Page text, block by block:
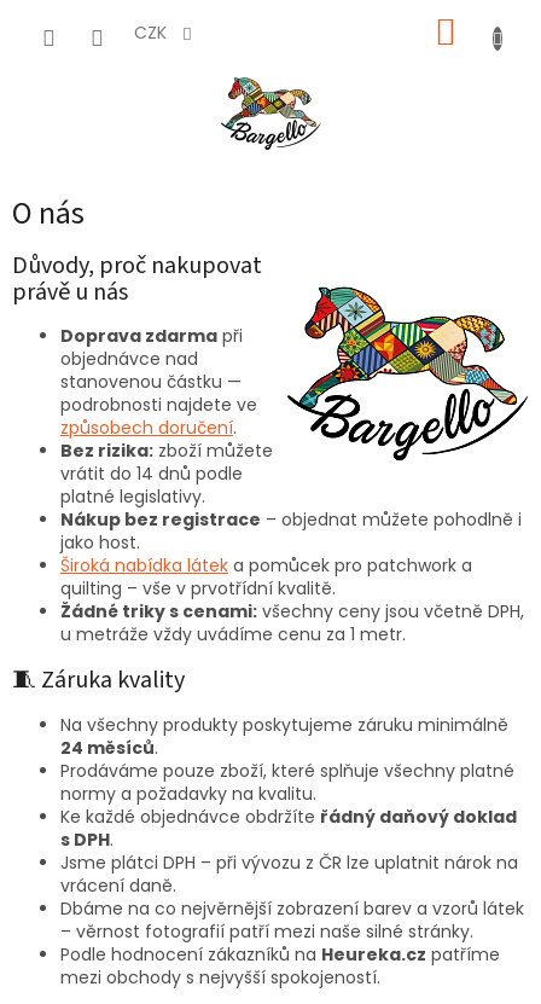
CZK
O nás
Důvody, proč nakupovat
právě u nás
Doprava zdarma při
objednávce nad
stanovenou částku —
podrobnosti najdete ve
způsobech doručení.
Bez rizika: zboží můžete
vrátit do 14 dnů podle
platné legislativy.
Nákup bez registrace – objednat můžete pohodlně i
jako host.
Široká nabídka látek a pomůcek pro patchwork a
quilting – vše v prvotřídní kvalitě.
Žádné triky s cenami: všechny ceny jsou včetně DPH,
u metráže vždy uvádíme cenu za 1 metr.
🧵 Záruka kvality
Na všechny produkty poskytujeme záruku minimálně
24 měsíců.
Prodáváme pouze zboží, které splňuje všechny platné
normy a požadavky na kvalitu.
Ke každé objednávce obdržíte řádný daňový doklad
s DPH.
Jsme plátci DPH – při vývozu z ČR lze uplatnit nárok na
vrácení daně.
Dbáme na co nejvěrnější zobrazení barev a vzorů látek
– věrnost fotografií patří mezi naše silné stránky.
Podle hodnocení zákazníků na Heureka.cz patříme
mezi obchody s nejvyšší spokojeností.